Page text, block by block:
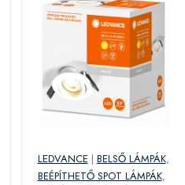
LEDVANCE | BELSŐ LÁMPÁK,
BEÉPÍTHETŐ SPOT LÁMPÁK,